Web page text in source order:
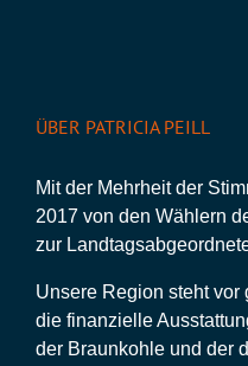
ÜBER PATRICIA PEILL
Mit der Mehrheit der
2017 von den Wählern
zur
Unsere Region steht
die finanzielle
der Braunkohle und der